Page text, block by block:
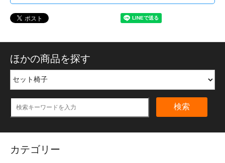
ほかの商品を探す
検索
カテゴリー